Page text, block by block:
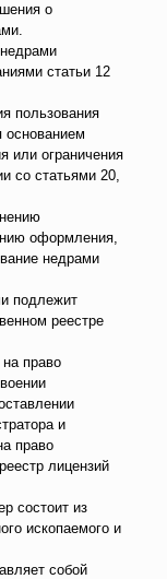
о
статьи 12
пользования
основанием
или ограничения
со статьями 20,
оформления,
недрами
подлежит
реестре
на право
и
право
лицензий
состоит из
ископаемого и
собой